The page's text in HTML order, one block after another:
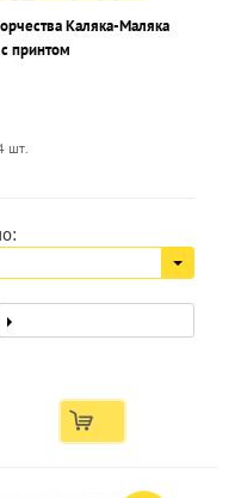
Каляка-Маляка
принтом
шт.